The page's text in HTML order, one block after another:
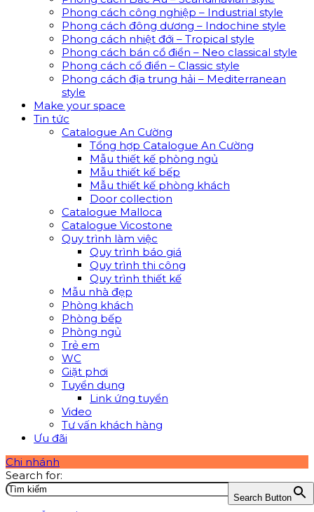
Phong cách công nghiệp – Industrial style
Phong cách đông dương – Indochine style
Phong cách nhiệt đới – Tropical style
Phong cách bán cổ điển – Neo classical style
Phong cách cổ điển – Classic style
Phong cách địa trung hải – Mediterranean
style
Make your space
Tin tức
Catalogue An Cường
Tổng hợp Catalogue An Cường
Mẫu thiết kế phòng ngủ
Mẫu thiết kế bếp
Mẫu thiết kế phòng khách
Door collection
Catalogue Malloca
Catalogue Vicostone
Quy trình làm việc
Quy trình báo giá
Quy trình thi công
Quy trình thiết kế
Mẫu nhà đẹp
Phòng khách
Phòng bếp
Phòng ngủ
Trẻ em
WC
Giặt phơi
Tuyển dụng
Link ứng tuyển
Video
Tư vấn khách hàng
Ưu đãi
Chi nhánh
Search for:
Search Button